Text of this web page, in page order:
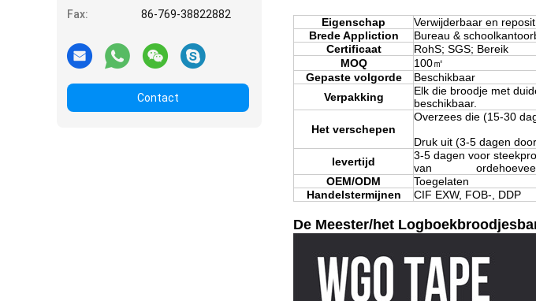
Fax:
86-769-38822882
Contact
Eigenschap
Verwijderbaar en
Brede Appliction
Bureau &
Certificaat
RohS; SGS; Bereik
MOQ
100㎡
Gepaste volgorde
Beschikbaar
Verpakking
Elk die broodje met
beschikbaar.
Het verschepen
Overzees die (15-30
Druk uit (3-5 dagen
levertijd
3-5 dagen voor
van
OEM/ODM
Toegelaten
Handelstermijnen
CIF EXW, FOB-, DDP
De Meester/het